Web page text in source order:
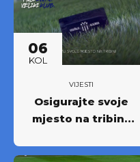
06
KOL
VIJESTI
Osigurajte svoje
mjesto na tribini:
godišnjih ulaznica